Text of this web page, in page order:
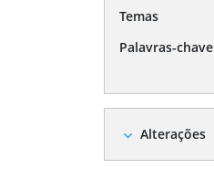
Temas
Palavras-chave
expand_more Alterações